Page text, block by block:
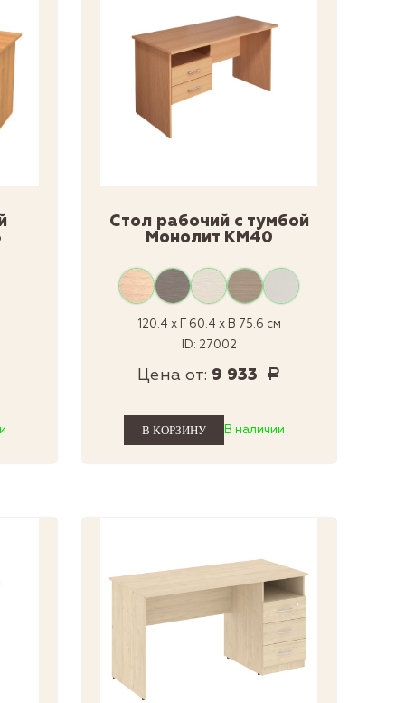
Стол рабочий с тумбой
Монолит КМ40
120.4 x Г 60.4 x В 75.6 см
ID: 27002
Цена от: 9 933 Р
В наличии